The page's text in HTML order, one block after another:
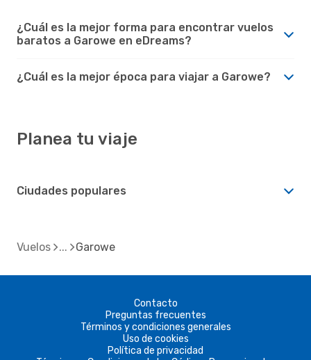
¿Cuál es la mejor forma para encontrar vuelos
baratos a Garowe en eDreams?
¿Cuál es la mejor época para viajar a Garowe?
Planea tu viaje
Ciudades populares
Vuelos Garowe
Contacto
Preguntas frecuentes
Términos y condiciones generales
Uso de cookies
Política de privacidad